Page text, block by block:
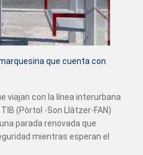
que cuenta con
viajan con la línea interurbana
(Pòrtol -Son Llàtzer-FAN)
parada renovada que
mientras esperan el